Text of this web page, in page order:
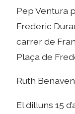
Pep Ventura
Frederic
carrer de
Plaça de
Ruth
El dilluns 15